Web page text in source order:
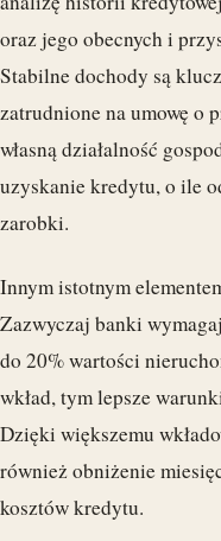
oraz jego obecnych i
Stabilne dochody są
zatrudnione na umowę o
własną działalność
uzyskanie kredytu, o ile
zarobki.
Innym istotnym
Zazwyczaj banki
do 20% wartości
wkład, tym lepsze
Dzięki większemu
również obniżenie
kosztów kredytu.